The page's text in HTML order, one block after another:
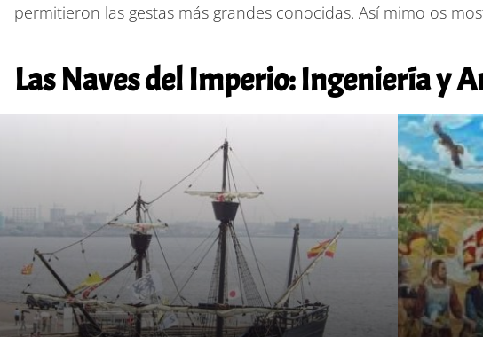
permitieron las gestas más grandes conocidas. Así mimo os
Las Naves del Imperio: Ingeniería y